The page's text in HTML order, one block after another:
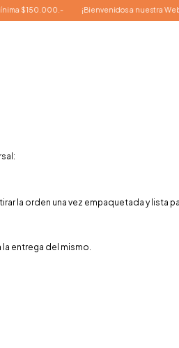
¡Bienvenidos a nuestra Web
la orden una vez empaquetada y lista
entrega del mismo.